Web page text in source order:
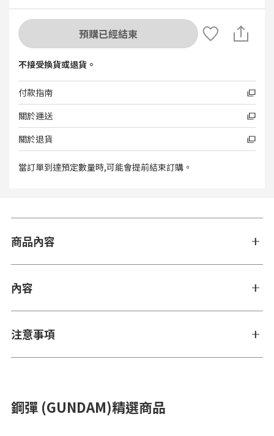
預購已經結束
不接受換貨或退貨。
付款指南
關於運送
關於退貨
當訂單到達預定數量時,可能會提前結束訂購。
商品內容
內容
注意事項
鋼彈 (GUNDAM)精選商品